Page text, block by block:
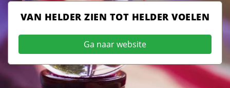
VAN HELDER ZIEN TOT HELDER VOELEN
Ga naar website